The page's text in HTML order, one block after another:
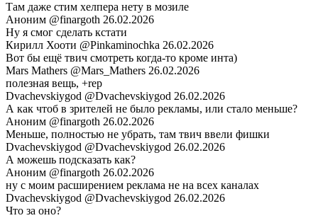
Там даже стим хелпера нету в мозиле
Аноним @finargoth 26.02.2026
Ну я смог сделать кстати
Кирилл Хооти @Pinkaminochka 26.02.2026
Вот бы ещё твич смотреть когда-то кроме инта)
Mars Mathers @Mars_Mathers 26.02.2026
полезная вещь, +rep
Dvachevskiygod @Dvachevskiygod 26.02.2026
А как чтоб в зрителей не было рекламы, или стало меньше?
Аноним @finargoth 26.02.2026
Меньше, полностью не убрать, там твич ввели фишки
Dvachevskiygod @Dvachevskiygod 26.02.2026
А можешь подсказать как?
Аноним @finargoth 26.02.2026
ну с моим расширением реклама не на всех каналах
Dvachevskiygod @Dvachevskiygod 26.02.2026
Что за оно?